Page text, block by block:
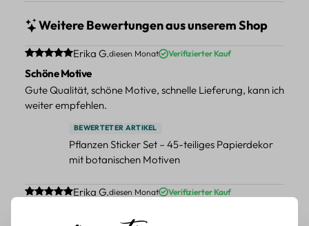
Weitere Bewertungen aus unserem Shop
Durchschnittliche Bewertung von 5 von 5 Sternen
Erika G.diesen Monat Verifizierter Kauf
Schöne Motive
Gute Qualität, schöne Motive, schnelle Lieferung, kann ich
weiter empfehlen.
BEWERTETER ARTIKEL
Pflanzen Sticker Set – 45-teiliges Papierdekor
mit botanischen Motiven
Durchschnittliche Bewertung von 5 von 5 Sternen
Erika G.diesen Monat Verifizierter Kauf